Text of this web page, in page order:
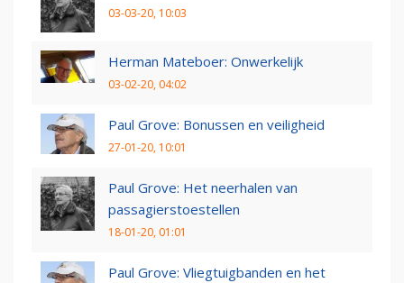
03-03-20, 10:03
Herman Mateboer: Onwerkelijk
03-02-20, 04:02
Paul Grove: Bonussen en veiligheid
27-01-20, 10:01
Paul Grove: Het neerhalen van
passagierstoestellen
18-01-20, 01:01
Paul Grove: Vliegtuigbanden en het